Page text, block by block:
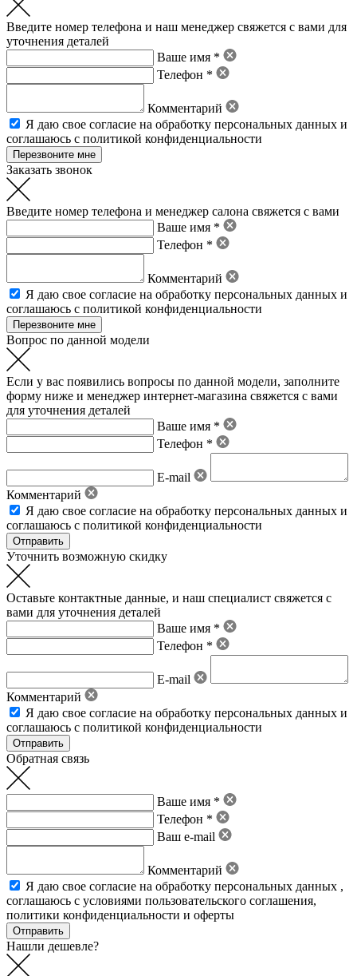
Введите номер телефона и наш менеджер свяжется с вами для
уточнения деталей
Ваше имя *
Телефон *
Комментарий
Я даю свое согласие на обработку персональных данных и
соглашаюсь с политикой конфиденциальности
Заказать звонок
Введите номер телефона и менеджер салона свяжется с вами
Ваше имя *
Телефон *
Комментарий
Я даю свое согласие на обработку персональных данных и
соглашаюсь с политикой конфиденциальности
Вопрос по данной модели
Если у вас появились вопросы по данной модели, заполните
форму ниже и менеджер интернет-магазина свяжется с вами
для уточнения деталей
Ваше имя *
Телефон *
E-mail
Комментарий
Я даю свое согласие на обработку персональных данных и
соглашаюсь с политикой конфиденциальности
Уточнить возможную скидку
Оставьте контактные данные, и наш специалист свяжется с
вами для уточнения деталей
Ваше имя *
Телефон *
E-mail
Комментарий
Я даю свое согласие на обработку персональных данных и
соглашаюсь с политикой конфиденциальности
Обратная связь
Ваше имя *
Телефон *
Ваш e-mail
Комментарий
Я даю свое согласие на обработку персональных данных ,
соглашаюсь с условиями пользовательского соглашения,
политики конфиденциальности и оферты
Нашли дешевле?